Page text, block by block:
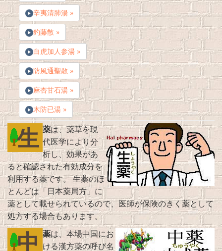
辛夷清肺湯 »
釣藤散 »
白虎加人参湯 »
防風通聖散 »
麻杏甘石湯 »
木防已湯 »
生 薬は、薬草を現
代医学により分
析し、効果があ
ると確認された有効成分を
利用する薬です。 生薬のほ
とんどは「日本薬局方」に
薬として載せられているので、医師が保険のきく薬として
処方する場合もあります。
中 薬は、本場中国にお
ける漢方薬の呼び名